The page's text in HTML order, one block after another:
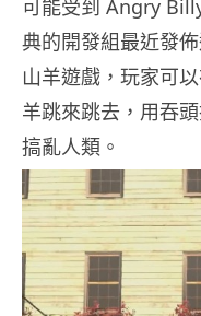
可能受到 Angry
典的開發組最近發
山羊遊戲，玩家可
羊跳來跳去，用吞
搞亂人類。